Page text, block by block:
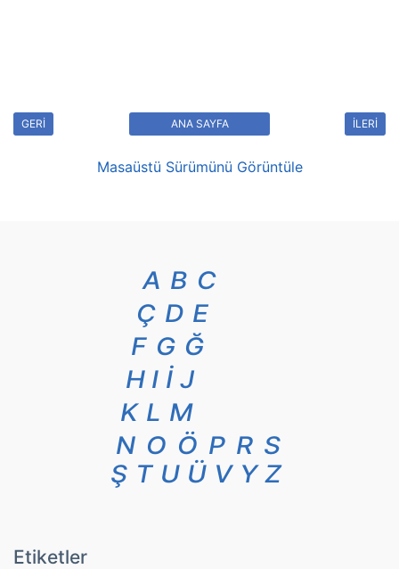
GERİ İLERİ
ANA SAYFA
Masaüstü Sürümünü Görüntüle
A B C
Ç D E
F G Ğ
H I İ J
K L M
N O Ö P R S
Ş T U Ü V Y Z
Etiketler